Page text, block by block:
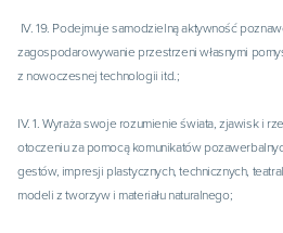
zagospodarowywanie przestrzeni własnymi
z nowoczesnej technologii itd.;
IV. 1. Wyraża swoje rozumienie świata, zjawisk i
otoczeniu za pomocą komunikatów
gestów, impresji plastycznych, technicznych,
modeli z tworzyw i materiału naturalnego;